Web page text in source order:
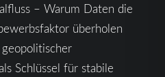
– Warum Daten die
überholen
Schlüssel für stabile